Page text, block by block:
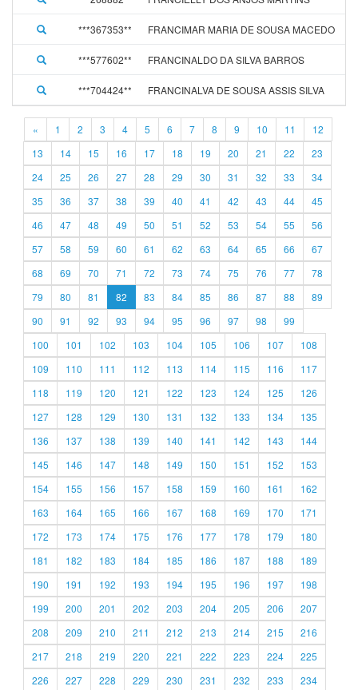
***367353** FRANCIMAR MARIA DE SOUSA MACEDO
***577602** FRANCINALDO DA SILVA BARROS
***704424** FRANCINALVA DE SOUSA ASSIS SILVA
« 1 2 3 4 5 6 7 8 9 10 11
12
13
14 15 16 17 18 19 20 21 22
23
24
25 26 27 28 29 30 31 32 33
34
35
36 37 38 39 40 41 42 43 44
45
46
47 48 49 50 51 52 53 54 55
56
57
58 59 60 61 62 63 64 65 66
67
68
69 70 71 72 73 74 75 76 77
78
79
80 81 82 83 84 85 86 87 88
89
90
91 92 93 94 95 96 97 98
99
100
101 102 103 104 105 106 107
108
109
110 111 112 113 114 115 116
117
118
119 120 121 122 123 124 125
126
127
128 129 130 131 132 133 134
135
136
137 138 139 140 141 142 143
144
145
146 147 148 149 150 151 152
153
154
155 156 157 158 159 160 161
162
163
164 165 166 167 168 169 170
171
172
173 174 175 176 177 178 179
180
181
182 183 184 185 186 187 188
189
190
191 192 193 194 195 196 197
198
199
200 201 202 203 204 205 206
207
208
209 210 211 212 213 214 215
216
217
218 219 220 221 222 223 224
225
226
227 228 229 230 231 232 233 234